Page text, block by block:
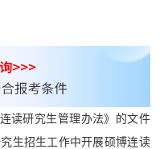
读研究生管理办法》的文件
生招生工作中开展硕博连读